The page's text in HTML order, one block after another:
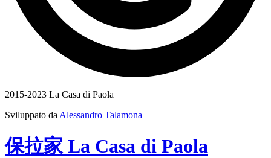
2015-2023 La Casa di Paola
Sviluppato da Alessandro Talamona
保拉家 La Casa di Paola